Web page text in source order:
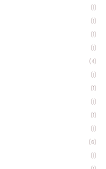
(1)
(1)
(1)
(1)
(4)
(1)
(1)
(1)
(1)
(1)
(6)
(1)